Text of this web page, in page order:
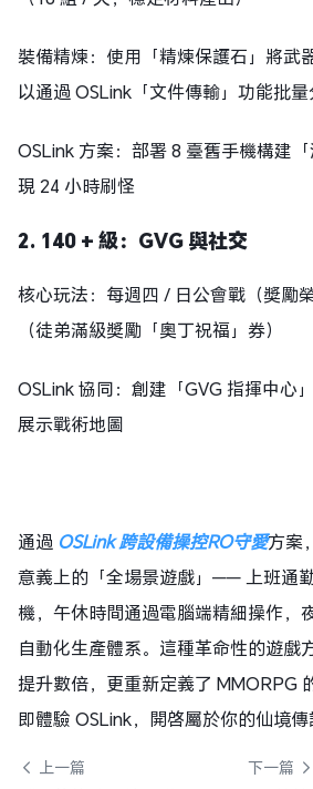
裝備精煉：使用「精煉保護石」將武
以通過 OSLink「文件傳輸」功能批
OSLink 方案：部署 8 臺舊手機構建
現 24 小時刷怪
2. 140 + 級：GVG 與社交
核心玩法：每週四 / 日公會戰（獎勵
（徒弟滿級獎勵「奧丁祝福」券）
OSLink 協同：創建「GVG 指揮中心
展示戰術地圖
通過 OSLink 跨設備操控RO守愛方案
意義上的「全場景遊戲」—— 上班通
機，午休時間通過電腦端精細操作，
自動化生產體系。這種革命性的遊戲
提升數倍，更重新定義了 MMORPG
即體驗 OSLink，開啓屬於你的仙境傳
上一篇 下一篇